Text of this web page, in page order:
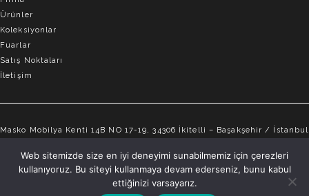
Ürünler
Koleksiyonlar
Fuarlar
Satış Noktaları
İletişim
Masko Mobilya Kenti 14B NO 17-19, 34306 İkitelli – Başakşehir / İstanbul
info@elvemobilya.com.tr
+90 542 651 88 18
Web sitemizde size en iyi deneyimi sunabilmemiz için çerezleri
kullanıyoruz. Bu siteyi kullanmaya devam ederseniz, bunu kabul
ettiğinizi varsayarız.